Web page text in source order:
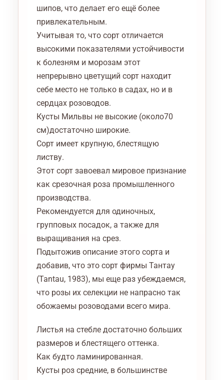
шипов, что делает его ещё более
привлекательным.
Учитывая то, что сорт отличается
высокими показателями устойчивости
к болезням и морозам этот
непрерывно цветущий сорт находит
себе место не только в садах, но и в
сердцах розоводов.
Кусты Мильвы не высокие (около70
см)достаточно широкие.
Сорт имеет крупную, блестящую
листву.
Этот сорт завоевал мировое признание
как срезочная роза промышленного
производства.
Рекомендуется для одиночных,
групповых посадок, а также для
выращивания на срез.
Подытожив описание этого сорта и
добавив, что это сорт фирмы Тантау
(Tantau, 1983), мы еще раз убеждаемся,
что розы их селекции не напрасно так
обожаемы розоводами всего мира.
Листья на стебле достаточно больших
размеров и блестящего оттенка.
Как будто ламинированная.
Кусты роз средние, в большинстве